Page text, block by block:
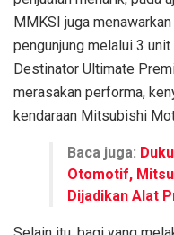
MMKSI juga
pengunjung melalui 3
Destinator Ultimate
merasakan performa,
kendaraan Mitsubishi
Baca juga:
Otomotif,
Dijadikan Alat